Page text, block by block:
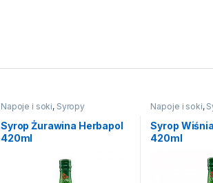
Napoje i soki, Syropy
Syrop Żurawina Herbapol
420ml
Napoje i soki,
Syrop
420ml